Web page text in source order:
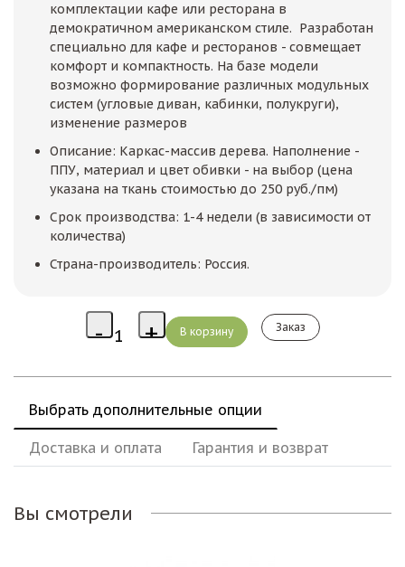
комплектации кафе или ресторана в
демократичном американском стиле. Разработан
специально для кафе и ресторанов - совмещает
комфорт и компактность. На базе модели
возможно формирование различных модульных
систем (угловые диван, кабинки, полукруги),
изменение размеров
Описание: Каркас-массив дерева. Наполнение -
ППУ, материал и цвет обивки - на выбор (цена
указана на ткань стоимостью до 250 руб./пм)
Срок производства: 1-4 недели (в зависимости от
количества)
Страна-производитель: Россия.
Заказ
Выбрать дополнительные опции
Доставка и оплата Гарантия и возврат
Вы смотрели